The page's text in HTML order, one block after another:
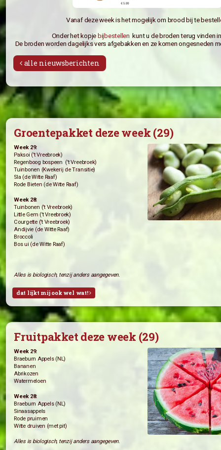
bijbestellenkunt u de
De broden worden dagelijks vers afgebakken en ze
alle nieuwsberichten
Paksoi (’t Vreebroek)
Regenboog bospeen (’t Vreebroek)
Tuinbonen (Kwekerij de Transitie)
Sla (de Witte Raaf)
Week 28:
Tuinbonen (’t Vreebroek)
Little Gem (’t Vreebroek)
Courgette (’t Vreebroek)
Broccoli
Bos ui (de Witte Raaf)
Alles is biologisch, tenzij anders aangegeven.